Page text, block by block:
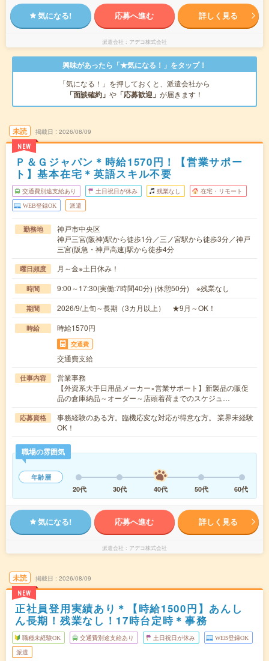
気になる! 応募へ進む 詳しく見る
派遣会社 アデコ株式会社
興味があったら「★気になる！」をタップ！
「気になる！」を押しておくと、派遣会社から
「面談確約」 や 「応募歓迎」 が届きます！
未読
NEW
掲載日 2026/08/09
Ｐ＆Ｇジャパン＊時給1570円！【営業サポー
ト】基本在宅＊英語スキル不要
交通費別途支給あり 土日祝日が休み 残業なし 在宅・リモート
WEB登録OK 派遣
勤務地
神戸市中央区
神戸三宮(阪神)駅から徒歩1分／三ノ宮駅から徒歩3分／神戸
三宮(阪急・神戸高速)駅から徒歩4分
曜日頻度 月～金※土日休み！
時間 9:00～17:30(実働:7時間40分) (休憩50分) ※残業なし
期間 2026/9/上旬～長期（3カ月以上） ★9月～OK！
時給 時給1570円
交通費
交通費支給
仕事内容
営業事務
【外資系大手日用品メーカー×営業サポート】新製品の販促
品の倉庫納品～オーダー～店頭着荷までのスケジュ…
応募資格
事務経験のある方。臨機応変な対応が得意な方。 業界未経験
OK！
職場の雰囲気
年齢層
20代
30代 40代 50代 60代
気になる! 応募へ進む 詳しく見る
派遣会社 アデコ株式会社
未読
NEW
掲載日 2026/08/09
正社員登用実績あり＊【時給1500円】あんし
ん長期！残業なし！17時台定時＊事務
職種未経験OK 交通費別途支給あり 土日祝日が休み WEB登録OK
派遣